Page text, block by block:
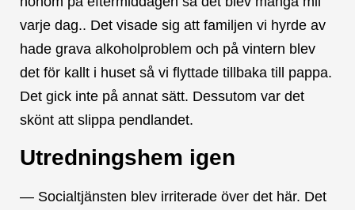
varje dag.. Det visade sig att familjen vi hyrde av
hade grava alkoholproblem och på vintern blev
det för kallt i huset så vi flyttade tillbaka till pappa.
Det gick inte på annat sätt. Dessutom var det
skönt att slippa pendlandet.
Utredningshem igen
— Socialtjänsten blev irriterade över det här. Det